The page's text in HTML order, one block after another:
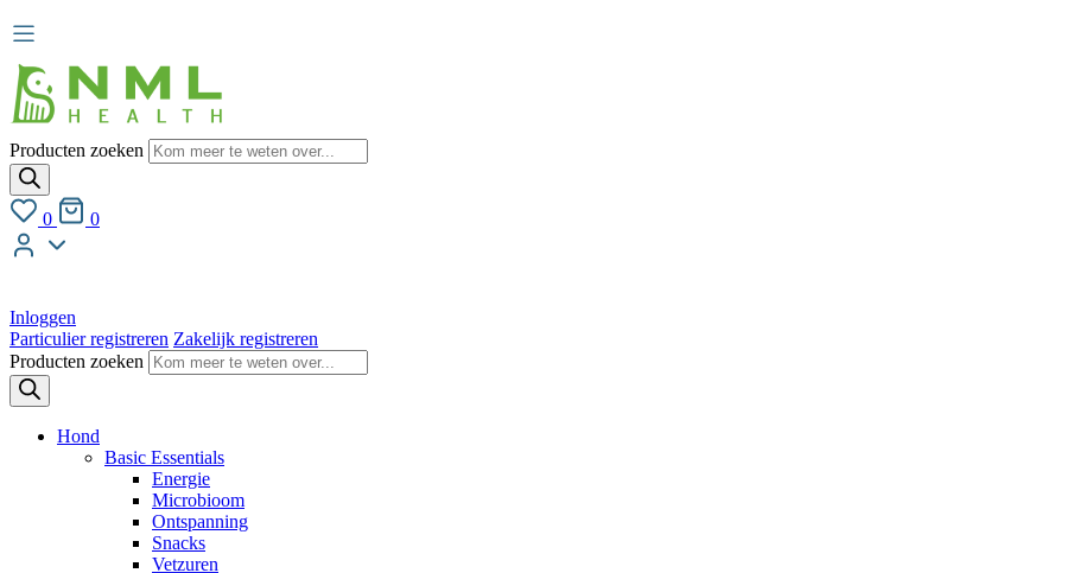
Producten zoeken
0 0
Inloggen
Particulier registreren Zakelijk registreren
Producten zoeken
Hond
Basic Essentials
Energie
Microbioom
Ontspanning
Snacks
Vetzuren